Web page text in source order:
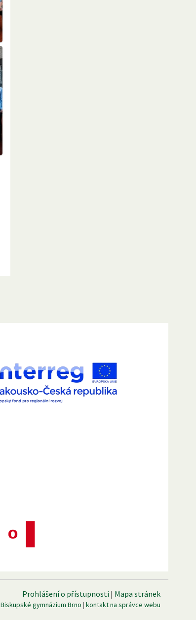
Prohlášení o přístupnosti | Mapa stránek
Biskupské gymnázium Brno | kontakt na správce webu